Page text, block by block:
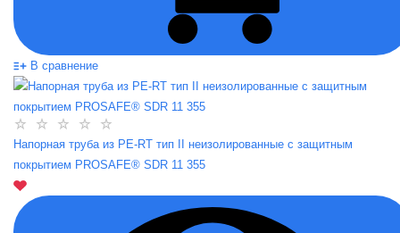
В сравнение
Напорная труба из PE-RT тип II неизолированные с защитным
покрытием PROSAFE® SDR 11 355